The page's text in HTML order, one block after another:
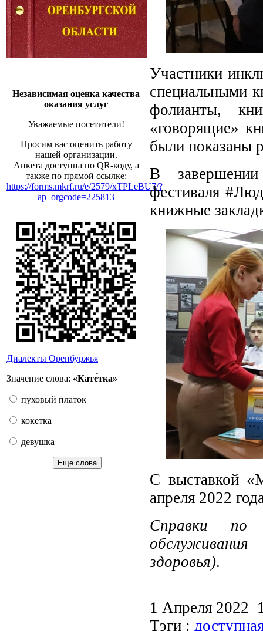
Независимая оценка качества
оказания услуг
Уважаемые посетители!
Просим вас оценить работу
нашей организации.
Анкета доступна по QR-коду, а
также по прямой ссылке:
https://forms.mkrf.ru/e/2579/xTPLeBU7/?
ap_orgcode=225813
Диалекты Оренбуржья
Значение слова: «Кате́тка»
пуховый платок
кокетка
девушка
Еще слова
Участники
специальными
фолианты,
«говорящие»
были показаны
В завершении
фестиваля
книжные
С выставкой
апреля 2022
Справки по
здоровья).
1 Апреля 2022
Тэги :